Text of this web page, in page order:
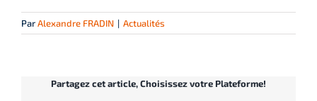
ParAlexandre FRADIN | Actualités
Partagez cet article, Choisissez votre Plateforme!